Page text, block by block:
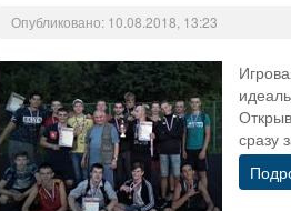
Опубликовано: 10.08.2018, 13:23
сразу